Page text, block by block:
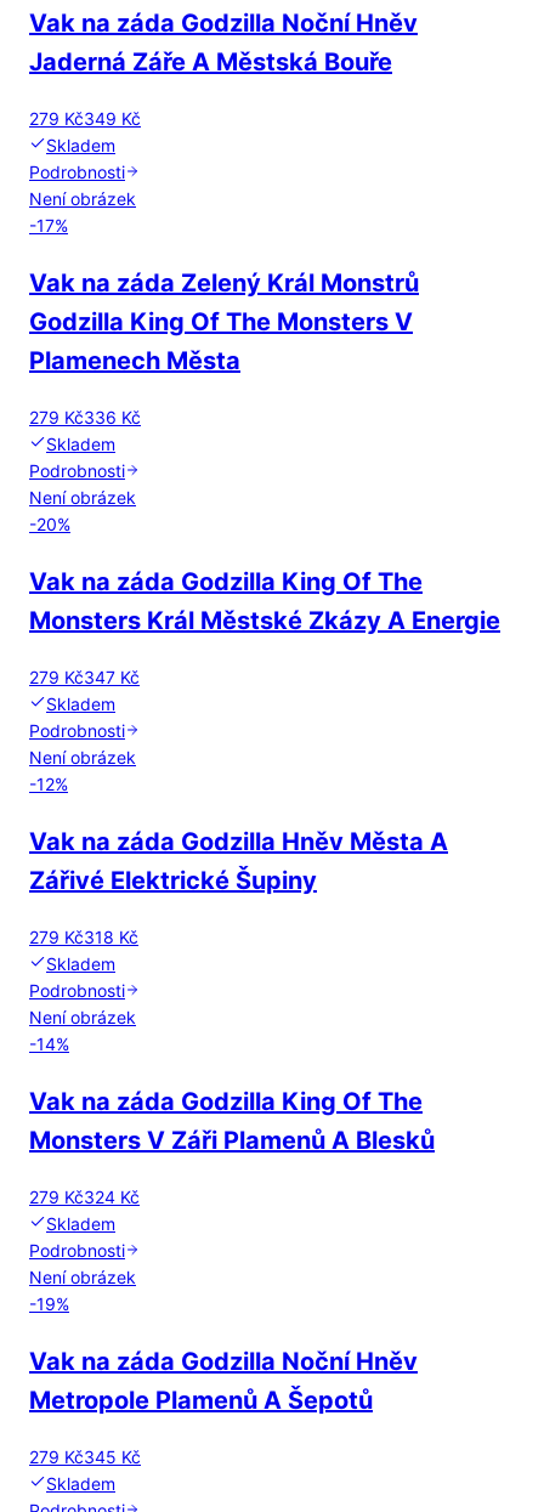
Vak na záda Godzilla Noční Hněv
Jaderná Záře A Městská Bouře
279 Kč349 Kč
Skladem
Podrobnosti
Není obrázek
-17%
Vak na záda Zelený Král Monstrů
Godzilla King Of The Monsters V
Plamenech Města
279 Kč336 Kč
Skladem
Podrobnosti
Není obrázek
-20%
Vak na záda Godzilla King Of The
Monsters Král Městské Zkázy A Energie
279 Kč347 Kč
Skladem
Podrobnosti
Není obrázek
-12%
Vak na záda Godzilla Hněv Města A
Zářivé Elektrické Šupiny
279 Kč318 Kč
Skladem
Podrobnosti
Není obrázek
-14%
Vak na záda Godzilla King Of The
Monsters V Záři Plamenů A Blesků
279 Kč324 Kč
Skladem
Podrobnosti
Není obrázek
-19%
Vak na záda Godzilla Noční Hněv
Metropole Plamenů A Šepotů
279 Kč345 Kč
Skladem